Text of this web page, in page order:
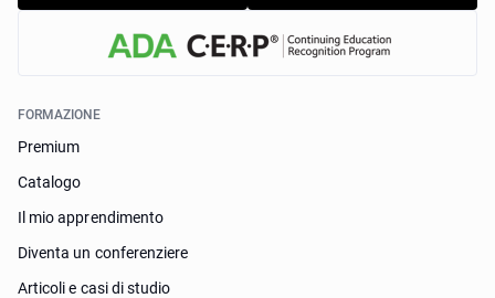
FORMAZIONE
Premium
Catalogo
Il mio apprendimento
Diventa un conferenziere
Articoli e casi di studio